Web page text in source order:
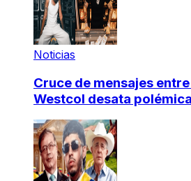
Noticias
Cruce de mensajes
Westcol desata